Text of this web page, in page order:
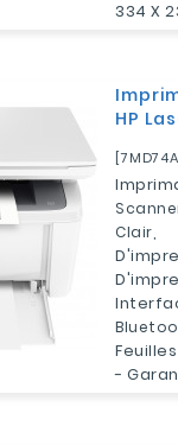
334 X
HP
Clair,
-